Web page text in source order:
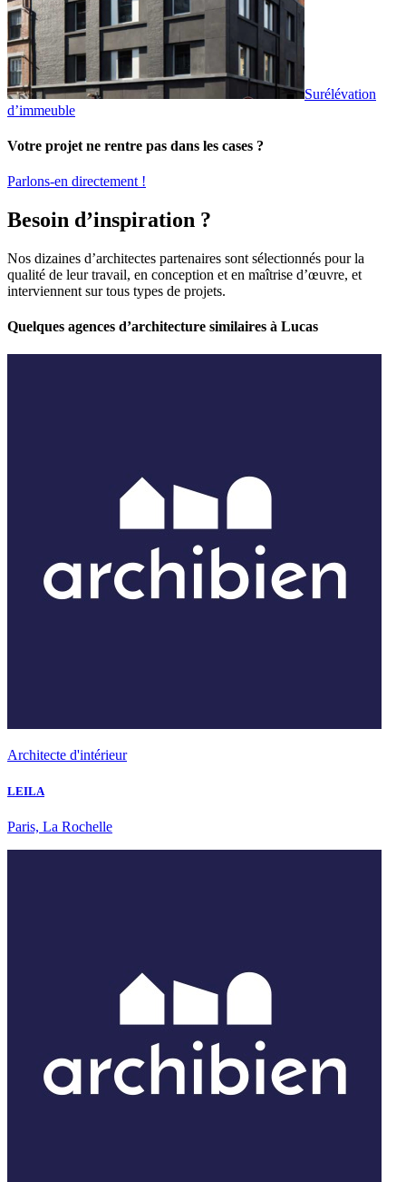
Surélévation
d’immeuble
Votre projet ne rentre pas dans les cases ?
Parlons-en directement !
Besoin d’inspiration ?
Nos dizaines d’architectes partenaires sont sélectionnés pour la
qualité de leur travail, en conception et en maîtrise d’œuvre, et
interviennent sur tous types de projets.
Quelques agences d’architecture similaires à Lucas
Architecte d'intérieur
LEILA
Paris, La Rochelle